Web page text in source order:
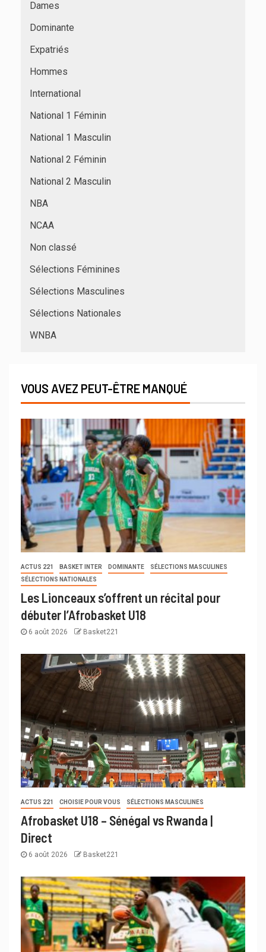
Dames
Dominante
Expatriés
Hommes
International
National 1 Féminin
National 1 Masculin
National 2 Féminin
National 2 Masculin
NBA
NCAA
Non classé
Sélections Féminines
Sélections Masculines
Sélections Nationales
WNBA
VOUS AVEZ PEUT-ÊTRE MANQUÉ
ACTUS 221 BASKET INTER DOMINANTE
SÉLECTIONS MASCULINES
SÉLECTIONS NATIONALES
Les Lionceaux s’offrent un récital pour
débuter l’Afrobasket U18
6 août 2026 Basket221
ACTUS 221 CHOISIE POUR VOUS SÉLECTIONS MASCULINES
Afrobasket U18 – Sénégal vs Rwanda |
Direct
6 août 2026 Basket221